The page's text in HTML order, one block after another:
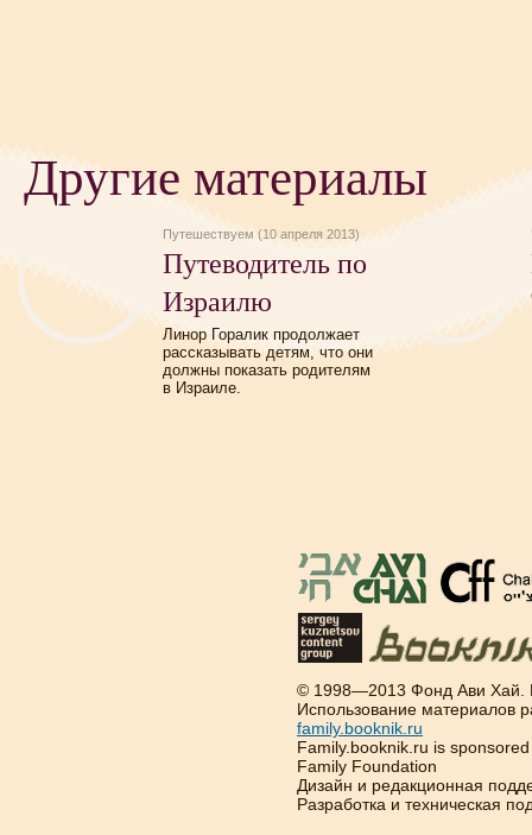
Другие материалы
Путешествуем (10 апреля 2013)
Путеводитель по
Израилю
Линор Горалик продолжает
рассказывать детям, что они
должны показать родителям
в Израиле.
© 1998—2013 Фонд Ави Хай.
Использование материалов
family.booknik.ru
Family.booknik.ru is
Family Foundation
Дизайн и редакционная
Разработка и техническая